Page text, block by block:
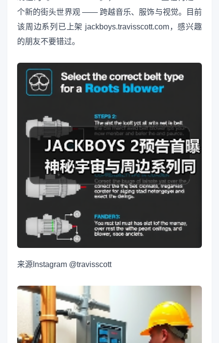
个新的街头世界观 —— 跨越音乐、服饰与视觉。目前
该周边系列已上架 jackboys.travisscott.com，感兴趣
的朋友不要错过。
来源 Instagram @travisscott